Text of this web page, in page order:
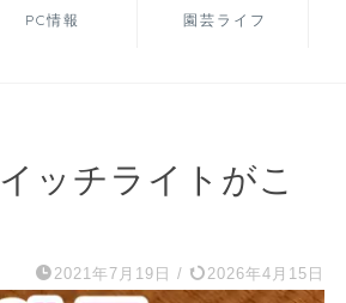
PC情報 園芸ライフ
ッチライトがこ
2021年7月19日 / 2026年4月15日